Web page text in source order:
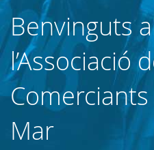
Benvinguts
l’Associació
Mar